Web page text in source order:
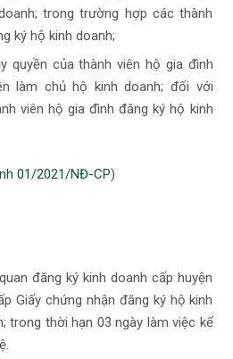
trong trường hợp các thành
ký hộ kinh doanh;
quyền của thành viên hộ gia đình
làm chủ hộ kinh doanh; đối với
viên hộ gia đình đăng ký hộ kinh
01/2021/NĐ-CP)
đăng ký kinh doanh cấp huyện
Giấy chứng nhận đăng ký hộ kinh
trong thời hạn 03 ngày làm việc kể